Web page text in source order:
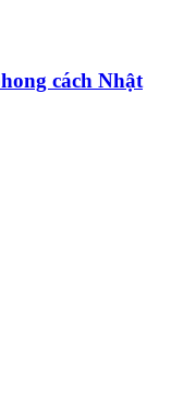
cách Nhật